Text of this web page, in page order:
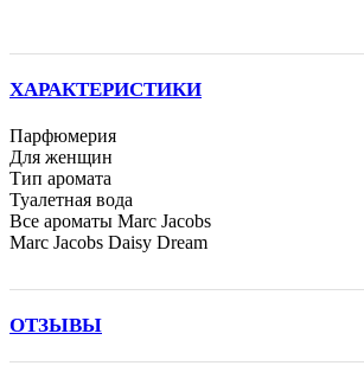
ХАРАКТЕРИСТИКИ
Парфюмерия
Для женщин
Тип аромата
Туалетная вода
Все ароматы Marc Jacobs
Marc Jacobs Daisy Dream
ОТЗЫВЫ